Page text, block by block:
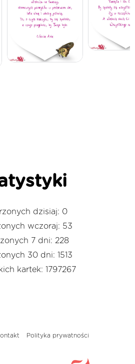
dzisiaj: 0
wczoraj: 53
7 dni: 228
30 dni: 1513
kartek: 1797267
Polityka prywatności